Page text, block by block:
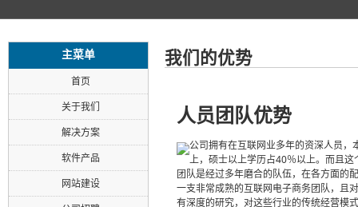
我们的优势
人员团队优势
公司拥有在互联网业多年的资深人员，
上，硕士以上学历占40％以上。而且
团队是经过多年磨合的队伍，在各方面的
一支非常成熟的互联网电子商务团队，且
有深度的研究，对这些行业的传统经营模
主菜单
首页
关于我们
解决方案
软件产品
网站建设